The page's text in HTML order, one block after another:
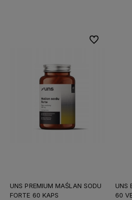
UNS PREMIUM MAŚLAN SODU
FORTE 60 KAPS
Do ulubionych
UNS
60